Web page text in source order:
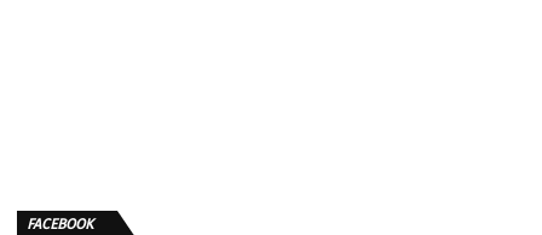
FACEBOOK